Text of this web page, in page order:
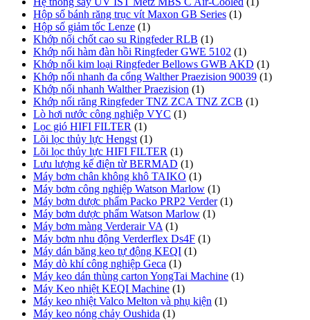
Hộp số bánh răng trục vít Maxon GB Series (1)
Hộp số giảm tốc Lenze (1)
Khớp nối chốt cao su Ringfeder RLB (1)
Khớp nối hàm đàn hồi Ringfeder GWE 5102 (1)
Khớp nối kim loại Ringfeder Bellows GWB AKD (1)
Khớp nối nhanh đa cổng Walther Praezision 90039 (1)
Khớp nối nhanh Walther Praezision (1)
Khớp nối răng Ringfeder TNZ ZCA TNZ ZCB (1)
Lò hơi nước công nghiệp VYC (1)
Lọc gió HIFI FILTER (1)
Lõi lọc thủy lực Hengst (1)
Lõi lọc thủy lực HIFI FILTER (1)
Lưu lượng kế điện từ BERMAD (1)
Máy bơm chân không khô TAIKO (1)
Máy bơm công nghiệp Watson Marlow (1)
Máy bơm dược phẩm Packo PRP2 Verder (1)
Máy bơm dược phẩm Watson Marlow (1)
Máy bơm màng Verderair VA (1)
Máy bơm nhu động Verderflex Ds4F (1)
Máy dán băng keo tự động KEQI (1)
Máy dò khí công nghiệp Geca (1)
Máy keo dán thùng carton YongTai Machine (1)
Máy Keo nhiệt KEQI Machine (1)
Máy keo nhiệt Valco Melton và phụ kiện (1)
Máy keo nóng chảy Oushida (1)